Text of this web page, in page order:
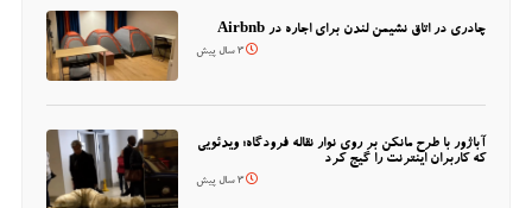
چادری در اتاق نشیمن لندن برای اجاره در Airbnb
3 سال پیش
آباژور با طرح مانکن بر روی نوار نقاله فرودگاه؛ ویدئویی
که کاربران اینترنت را گیج کرد
3 سال پیش